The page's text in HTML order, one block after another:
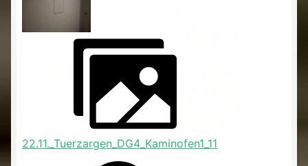
22.11._Tuerzargen_DG4_Kaminofen1_11